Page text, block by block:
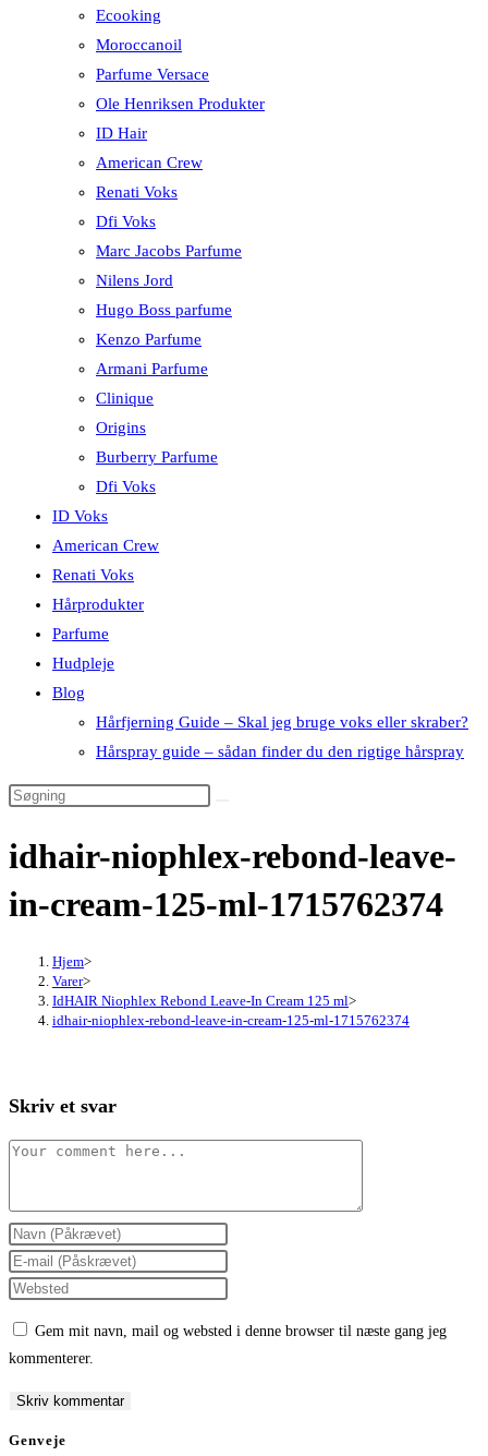
Ecooking
Moroccanoil
Parfume Versace
Ole Henriksen Produkter
ID Hair
American Crew
Renati Voks
Dfi Voks
Marc Jacobs Parfume
Nilens Jord
Hugo Boss parfume
Kenzo Parfume
Armani Parfume
Clinique
Origins
Burberry Parfume
Dfi Voks
ID Voks
American Crew
Renati Voks
Hårprodukter
Parfume
Hudpleje
Blog
Hårfjerning Guide – Skal jeg bruge voks eller skraber?
Hårspray guide – sådan finder du den rigtige hårspray
idhair-niophlex-rebond-leave-
in-cream-125-ml-1715762374
Hjem>
Varer>
IdHAIR Niophlex Rebond Leave-In Cream 125 ml>
idhair-niophlex-rebond-leave-in-cream-125-ml-1715762374
Skriv et svar
Comment
Enter
your
name
comment
Enter
your
comment
Enter
(optional)
Gem mit navn, mail og websted i denne browser til næste gang jeg
kommenterer.
Genveje